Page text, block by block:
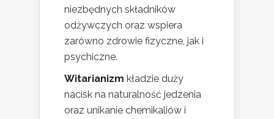
niezbędnych składników
odżywczych oraz wspiera
zarówno zdrowie fizyczne, jak i
psychiczne.
Witarianizm kładzie duży
nacisk na naturalność jedzenia
oraz unikanie chemikaliów i